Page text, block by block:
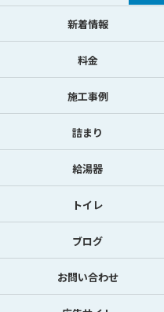
新着情報
料金
施工事例
詰まり
給湯器
トイレ
ブログ
お問い合わせ